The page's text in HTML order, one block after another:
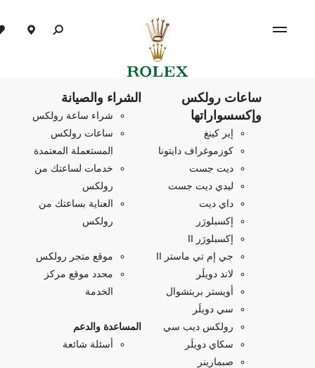
ساعات رولكس
وإكسسواراتها
إير كينغ
كوزموغراف دايتونا
ديت جست
ليدي ديت جست
داي ديت
إكسبلورَر
إكسبلورَر II
جي إم تي ماستر II
لاند دويلَر
أويستر بربتشوال
سي دويلَر
رولكس ديب سي
سكاي دويلَر
صبمارينر
الشراء والصيانة
شراء ساعة رولكس
ساعات رولكس
المستعملة المعتمدة
خدمات لساعتك من
رولكس
العناية بساعتك من
رولكس
موقع متجر رولكس
محدد موقع مركز
الخدمة
المساعدة والدعم
أسئلة شائعة